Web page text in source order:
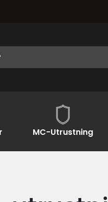
MC-Utrustning